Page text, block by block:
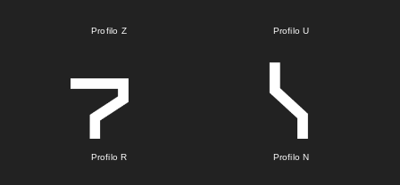
Profilo Z Profilo U
Profilo R Profilo N